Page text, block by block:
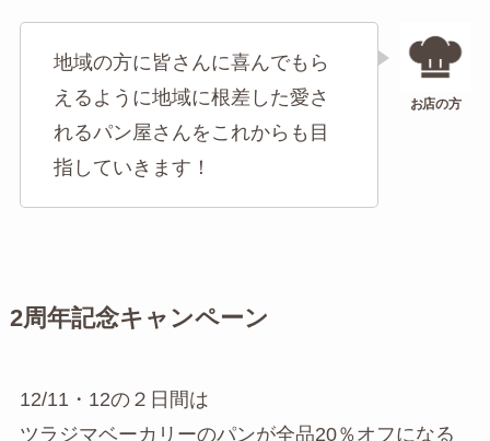
地域の方に皆さんに喜んでもら
えるように地域に根差した愛さ
れるパン屋さんをこれからも目
指していきます！
2周年記念キャンペーン
12/11・12の２日間は
ツラジマベーカリーのパンが全品20％オフになる